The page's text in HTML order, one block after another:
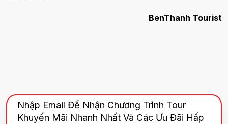
BenThanh Tourist
Nhập Email Để Nhận Chương Trình Tour
Khuyến Mãi Nhanh Nhất Và Các Ưu Đãi Hấp